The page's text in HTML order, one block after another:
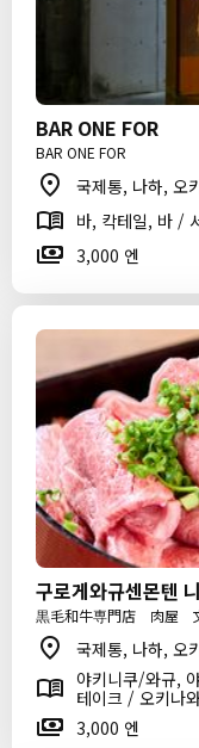
BAR ONE FOR
BAR ONE FOR
국제통, 나하, 오
바, 칵테일, 바 /
3,000 엔
구로게와규센몬텐
黒毛和牛専門店 肉屋
국제통, 나하, 오
야키니쿠/와규,
테이크 / 오키나
3,000 엔